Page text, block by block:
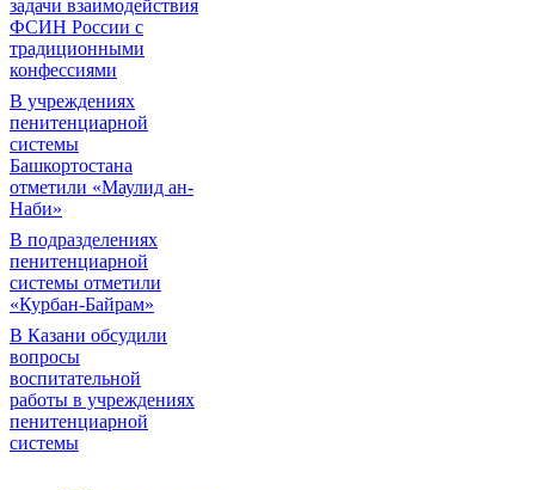
задачи взаимодействия
ФСИН России с
традиционными
конфессиями
В учреждениях
пенитенциарной
системы
Башкортостана
отметили «Маулид ан-
Наби»
В подразделениях
пенитенциарной
системы отметили
«Курбан-Байрам»
В Казани обсудили
вопросы
воспитательной
работы в учреждениях
пенитенциарной
системы